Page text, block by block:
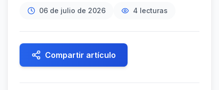
06 de julio de 2026 4 lecturas
Compartir artículo